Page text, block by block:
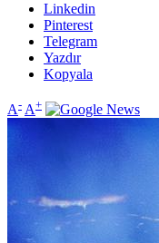
Linkedin
Pinterest
Telegram
Yazdır
Kopyala
A- A+